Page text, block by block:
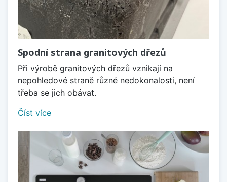
Spodní strana granitových dřezů
Při výrobě granitových dřezů vznikají na
nepohledové straně různé nedokonalosti, není
třeba se jich obávat.
Číst více